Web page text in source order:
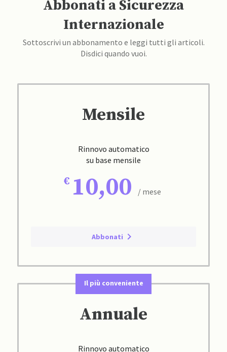
Abbonati a Sicurezza
Internazionale
Sottoscrivi un abbonamento e leggi tutti gli articoli.
Disdici quando vuoi.
Mensile
Rinnovo automatico
su base mensile
10,00 / mese
Abbonati
Il più conveniente
Annuale
Rinnovo automatico